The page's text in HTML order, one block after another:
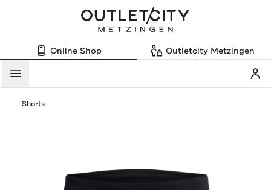
Online Shop Outletcity Metzingen
Menü
Shorts